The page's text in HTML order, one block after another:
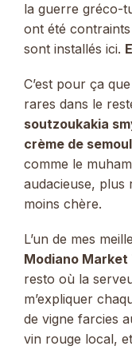
la guerre gréco-
ont été contraints
sont installés ici.
C’est pour ça
rares dans le
soutzoukakia
crème de
comme le
audacieuse,
moins chère.
L’un de mes
Modiano
resto où la
m’expliquer
de vigne farcies
vin rouge local,